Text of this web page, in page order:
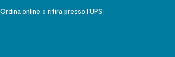
Ordina online e ritira presso l'UPS